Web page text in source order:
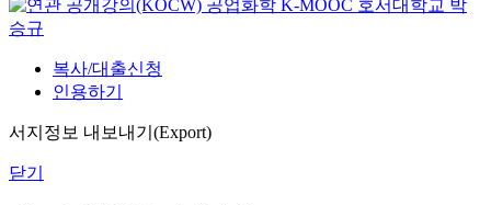
공업화학 K-MOOC 호서대학교 박
승규
복사/대출신청
인용하기
서지정보 내보내기(Export)
닫기